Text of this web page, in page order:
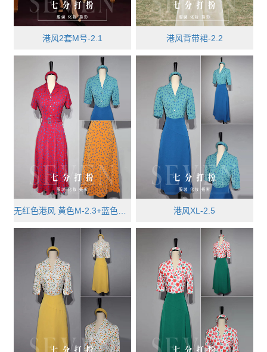
港风2套M号-2.1 港风背带裙-2.2
港风XL-2.5